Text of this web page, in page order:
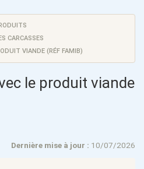
CARCASSES
VIANDE (RÉF FAMIB)
le produit viande
Dernière mise à jour : 10/07/2026